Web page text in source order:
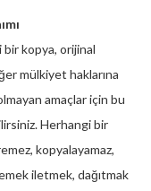
kopya, orijinal
mülkiyet haklarına
amaçlar için bu
Herhangi bir
kopyalayamaz,
iletmek, dağıtmak